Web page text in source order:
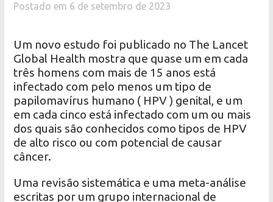
Postado em 6 de setembro de 2023
Um novo estudo foi publicado no The Lancet
Global Health mostra que quase um em cada
três homens com mais de 15 anos está
infectado com pelo menos um tipo de
papilomavírus humano ( HPV ) genital, e um
em cada cinco está infectado com um ou mais
dos quais são conhecidos como tipos de HPV
de alto risco ou com potencial de causar
câncer.
Uma revisão sistemática e uma meta-análise
escritas por um grupo internacional de